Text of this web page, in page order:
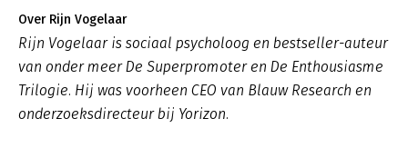
Over Rijn Vogelaar
Rijn Vogelaar is sociaal psycholoog en bestseller-auteur
van onder meer De Superpromoter en De Enthousiasme
Trilogie. Hij was voorheen CEO van Blauw Research en
onderzoeksdirecteur bij Yorizon.